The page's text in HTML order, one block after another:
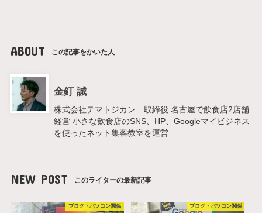
ABOUT この記事をかいた人
金釘 誠
株式会社テマトジカン 取締役 名古屋で飲食店2店舗
経営 小さな飲食店のSNS、HP、Googleマイビジネス
を使ったネット集客教室を運営
NEW POST このライターの最新記事
ブログ・パソコン関係 ブログ・パソコン関係